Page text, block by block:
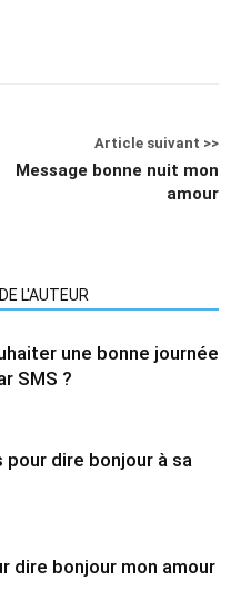
Article suivant >>
Message bonne nuit mon
amour
L'AUTEUR
une bonne journée
SMS ?
pour dire bonjour à sa
dire bonjour mon amour